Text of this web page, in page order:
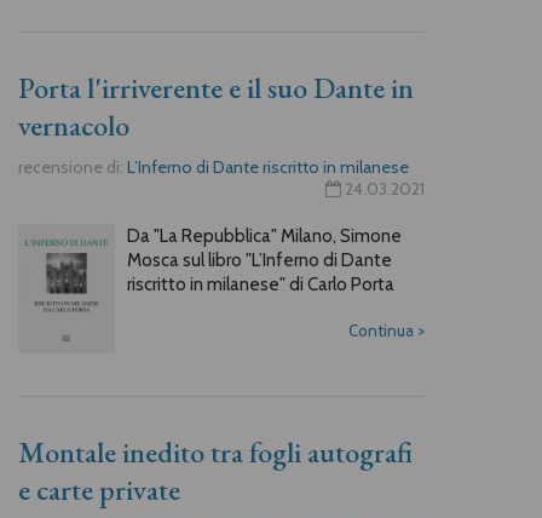
Porta l'irriverente e il suo Dante in
vernacolo
recensione di: L’Inferno di Dante riscritto in milanese
24.03.2021
Da "La Repubblica" Milano, Simone
Mosca sul libro "L’Inferno di Dante
riscritto in milanese" di Carlo Porta
Continua >
Montale inedito tra fogli autografi
e carte private